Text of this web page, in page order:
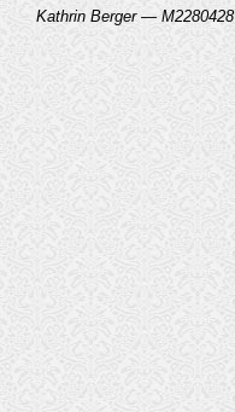
Kathrin Berger — M2280428